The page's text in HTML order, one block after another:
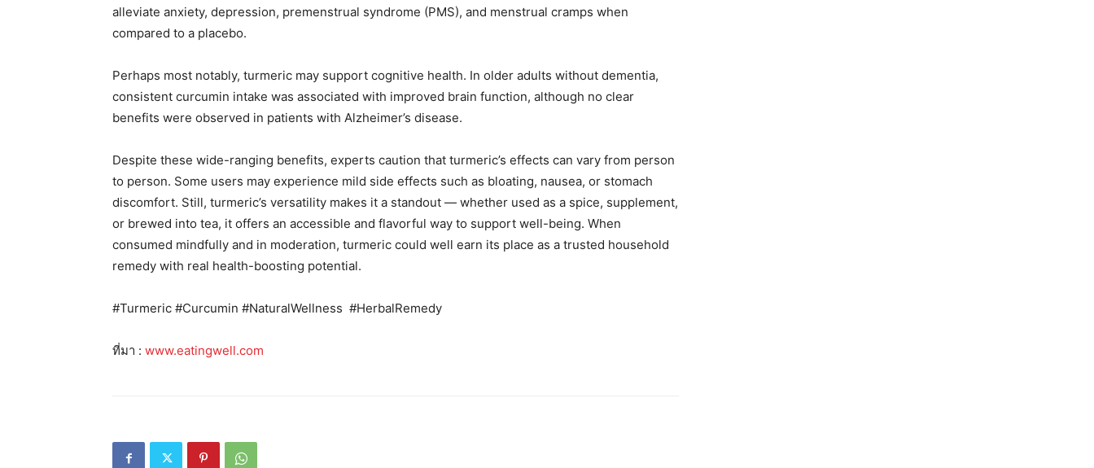
alleviate anxiety, depression, premenstrual syndrome (PMS), and menstrual cramps when
compared to a placebo.
Perhaps most notably, turmeric may support cognitive health. In older adults without dementia,
consistent curcumin intake was associated with improved brain function, although no clear
benefits were observed in patients with Alzheimer’s disease.
Despite these wide-ranging benefits, experts caution that turmeric’s effects can vary from person
to person. Some users may experience mild side effects such as bloating, nausea, or stomach
discomfort. Still, turmeric’s versatility makes it a standout — whether used as a spice, supplement,
or brewed into tea, it offers an accessible and flavorful way to support well-being. When
consumed mindfully and in moderation, turmeric could well earn its place as a trusted household
remedy with real health-boosting potential.
#Turmeric #Curcumin #NaturalWellness #HerbalRemedy
ที่มา : www.eatingwell.com